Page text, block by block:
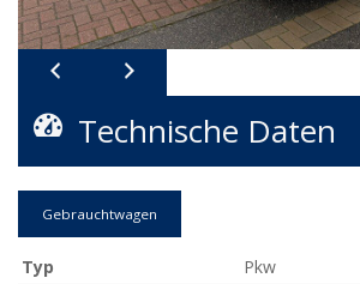
Technische Daten
Gebrauchtwagen
Typ
Pkw